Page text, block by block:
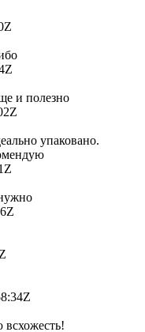
и полезно
упаковано.